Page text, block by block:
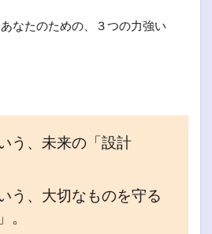
なたのための、３つの力強い
う、未来の「設計
う、大切なものを守る
。